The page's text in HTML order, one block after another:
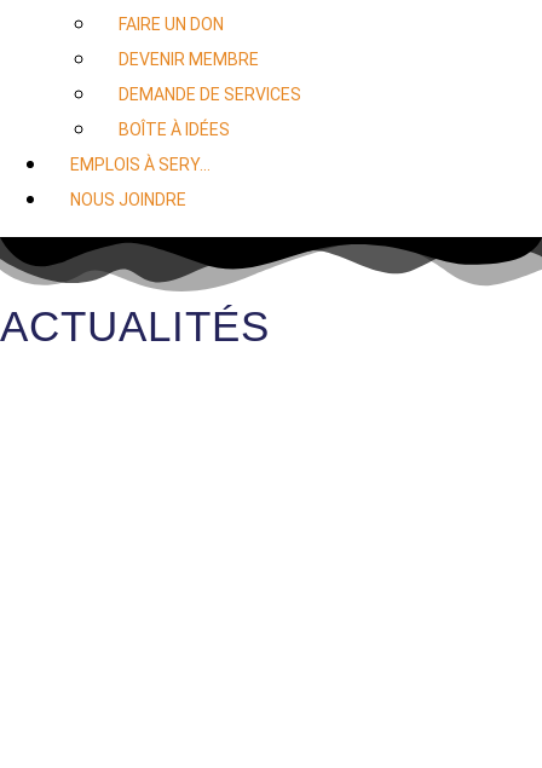
FAIRE UN DON
DEVENIR MEMBRE
DEMANDE DE SERVICES
BOÎTE À IDÉES
EMPLOIS À SERY…
NOUS JOINDRE
ACTUALITÉS